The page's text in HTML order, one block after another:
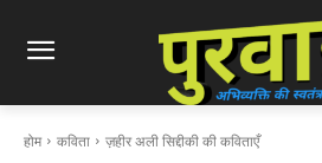
होम कविता ज़हीर अली सिद्दीकी की कविताएँ